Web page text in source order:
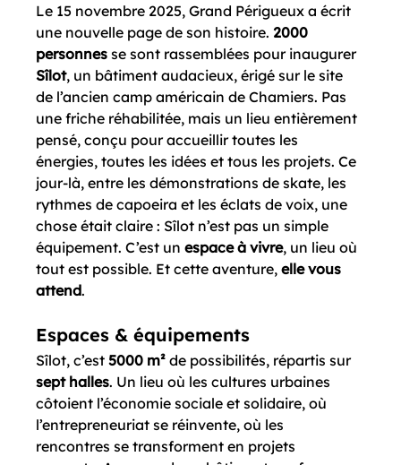
Le 15 novembre 2025, Grand Périgueux a écrit
une nouvelle page de son histoire. 2000
personnes se sont rassemblées pour inaugurer
Sîlot, un bâtiment audacieux, érigé sur le site
de l’ancien camp américain de Chamiers. Pas
une friche réhabilitée, mais un lieu entièrement
pensé, conçu pour accueillir toutes les
énergies, toutes les idées et tous les projets. Ce
jour-là, entre les démonstrations de skate, les
rythmes de capoeira et les éclats de voix, une
chose était claire : Sîlot n’est pas un simple
équipement. C’est un espace à vivre, un lieu où
tout est possible. Et cette aventure, elle vous
attend.
Espaces & équipements
Sîlot, c’est 5000 m² de possibilités, répartis sur
sept halles. Un lieu où les cultures urbaines
côtoient l’économie sociale et solidaire, où
l’entrepreneuriat se réinvente, où les
rencontres se transforment en projets